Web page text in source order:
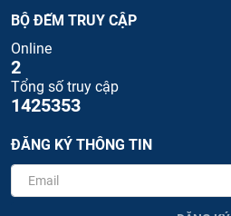
BỘ ĐẾM TRUY CẬP
Online
2
Tổng số truy cập
1425353
ĐĂNG KÝ THÔNG TIN